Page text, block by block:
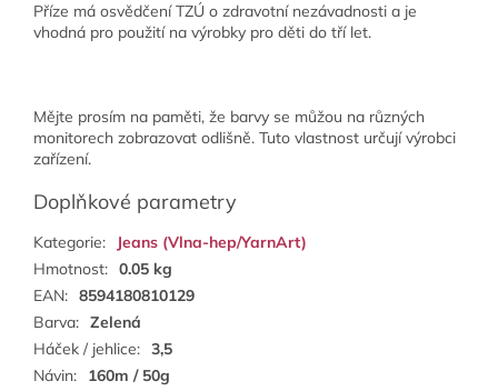
Příze má osvědčení TZÚ o zdravotní nezávadnosti a je
vhodná pro použití na výrobky pro děti do tří let.
Mějte prosím na paměti, že barvy se můžou na různých
monitorech zobrazovat odlišně. Tuto vlastnost určují výrobci
zařízení.
Doplňkové parametry
Kategorie:
Jeans (Vlna-hep/YarnArt)
Hmotnost: 0.05 kg
EAN: 8594180810129
Barva: Zelená
Háček / jehlice: 3,5
Návin:
160m / 50g